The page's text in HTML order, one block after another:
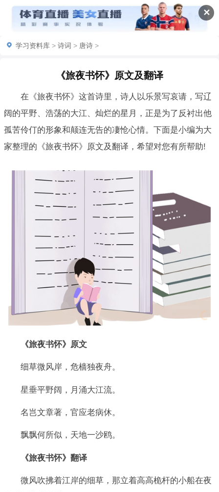
✕
学习资料库 > 诗词 > 唐诗 >
《旅夜书怀》原文及翻译
在《旅夜书怀》这首诗里，诗人以乐景写哀请，写辽
阔的平野、浩荡的大江、灿烂的星月，正是为了反衬出他
孤苦伶仃的形象和颠连无告的凄怆心情。下面是小编为大
家整理的《旅夜书怀》原文及翻译，希望对您有所帮助!
《旅夜书怀》原文
细草微风岸，危樯独夜舟。
星垂平野阔，月涌大江流。
名岂文章著，官应老病休。
飘飘何所似，天地一沙鸥。
《旅夜书怀》翻译
微风吹拂着江岸的细草，那立着高高桅杆的小船在夜